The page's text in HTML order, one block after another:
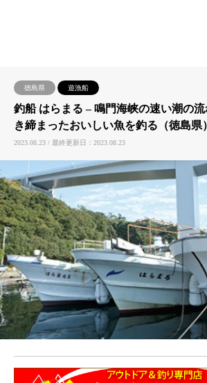
徳島県 遊漁船
釣船 はらまる – 鳴門海峡の速い潮の流
き締まったおいしい魚を釣る（徳島県）
2023.08.23 / 最終更新日：2023.08.23